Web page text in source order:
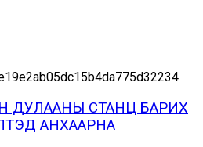
ДУЛААНЫ СТАНЦ БАРИХ
АНХААРНА